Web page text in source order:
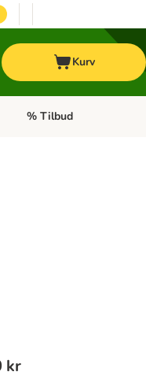
Kurv
Åben kategori menu:
% Tilbud
kr